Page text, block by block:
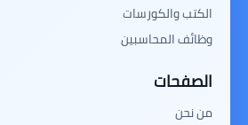
الكتب والكورسات
وظائف المحاسبين
الصفحات
من نحن